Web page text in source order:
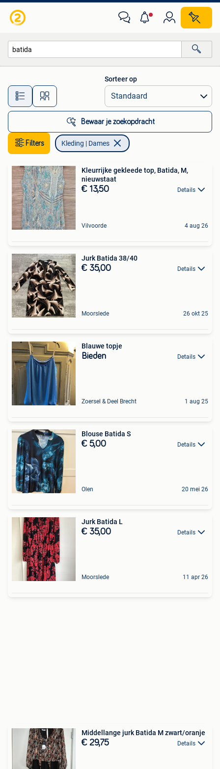
Alle afstanden…
Sorteer op
Bewaar je zoekopdracht
Filters Kleding | Dames
Kleurrijke gekleede top, Batida, M,
nieuwstaat
€ 13,50 Details
Vilvoorde 4 aug 26
Jurk Batida 38/40
€ 35,00 Details
Moorslede 26 okt 25
Blauwe topje
Bieden Details
Zoersel & Deel Brecht 1 aug 25
Blouse Batida S
€ 5,00 Details
Olen 20 mei 26
Jurk Batida L
€ 35,00 Details
Moorslede 11 apr 26
Middellange jurk Batida M zwart/oranje
€ 29,75 Details